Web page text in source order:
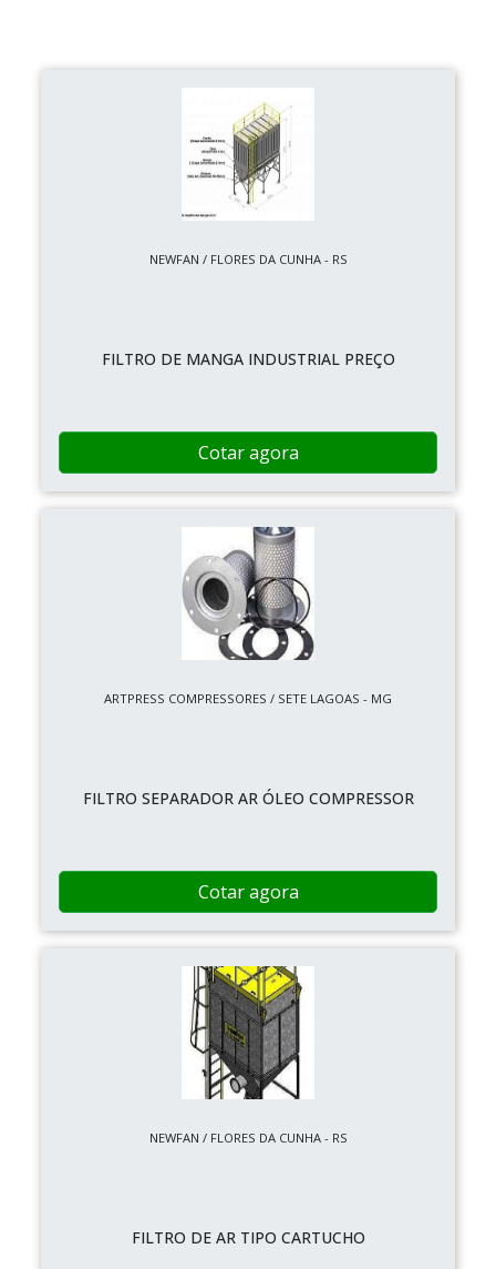
NEWFAN / FLORES DA CUNHA - RS
FILTRO DE MANGA INDUSTRIAL PREÇO
Cotar agora
ARTPRESS COMPRESSORES / SETE LAGOAS - MG
FILTRO SEPARADOR AR ÓLEO COMPRESSOR
Cotar agora
NEWFAN / FLORES DA CUNHA - RS
FILTRO DE AR TIPO CARTUCHO